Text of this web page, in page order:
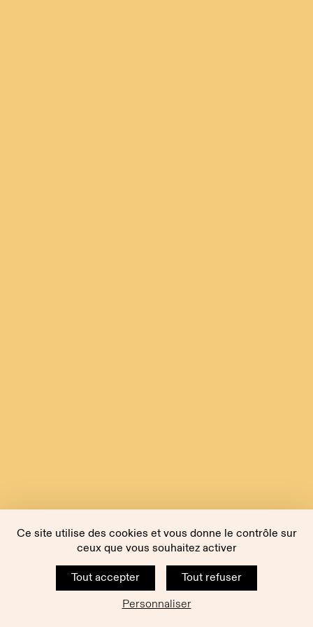
Ce site utilise des cookies et vous donne le contrôle sur
ceux que vous souhaitez activer
Tout accepter
Tout refuser
Personnaliser